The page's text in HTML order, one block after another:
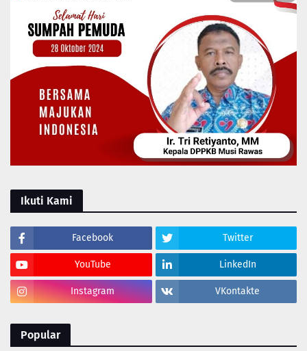
Ikuti Kami
Facebook Twitter
YouTube LinkedIn
Instagram VKontakte
Popular